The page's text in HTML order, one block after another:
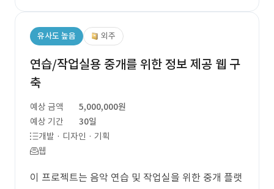
유사도 높음 외주
연습/작업실용 중개를 위한 정보 제공 웹 구
축
예상 금액
5,000,000원
예상 기간
30일
개발 · 디자인 · 기획
웹
이 프로젝트는 음악 연습 및 작업실을 위한 중개 플랫